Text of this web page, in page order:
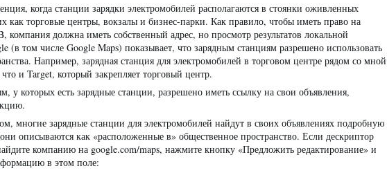
когда станции зарядки электромобилей располагаются в стоянки оживленных
как торговые центры, вокзалы и бизнес-парки. Как правило, чтобы иметь право на
компания должна иметь собственный адрес, но просмотр результатов локальной
(в том числе Google Maps) показывает, что зарядным станциям разрешено использовать
Например, зарядная станция для электромобилей в торговом центре рядом со мной
и Target, который закрепляет торговый центр.
у которых есть зарядные станции, разрешено иметь ссылку на свои объявления,
многие зарядные станции для электромобилей найдут в своих объявлениях подробную
описываются как «расположенные в» общественное пространство. Если дескриптор
компанию на google.com/maps, нажмите кнопку «Предложить редактирование» и
в этом поле: